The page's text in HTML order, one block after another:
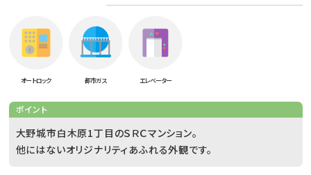
オートロック 都市ガス エレベーター
ポイント
大野城市白木原1丁目のＳＲＣマンション。
他にはないオリジナリティあふれる外観です。